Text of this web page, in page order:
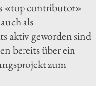
«top contributor»
als
aktiv geworden sind
bereits über ein
zum